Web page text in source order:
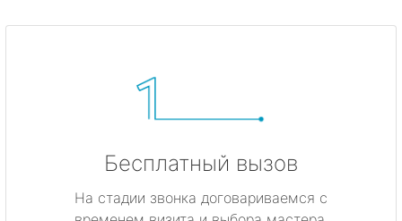
Бесплатный вызов
На стадии звонка договариваемся с